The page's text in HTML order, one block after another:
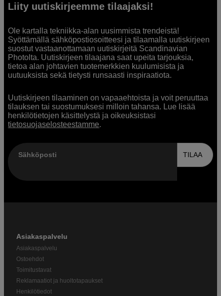
Liity uutiskirjeemme tilaajaksi!
Ole kartalla tekniikka-alan uusimmista trendeistä!
Syöttämällä sähköpostiosoitteesi ja tilaamalla uutiskirjeen
suostut vastaanottamaan uutiskirjeitä Scandinavian
Photolta. Uutiskirjeen tilaajana saat upeita tarjouksia,
tietoa alan johtavien tuotemerkkien kuulumisista ja
uutuuksista sekä tietysti runsaasti inspiraatiota.
Uutiskirjeen tilaaminen on vapaaehtoista ja voit peruuttaa
tilauksen tai suostumuksesi milloin tahansa. Lue lisää
henkilötietojen käsittelystä ja oikeuksistasi
tietosuojaselosteestamme.
Sähköposti TILAA
Asiakaspalvelu
Asiakaspalvelu
Ostoehdot
Toimitustavat
Reklamaatiot ja huoltotapaukset
Henkilötiedot